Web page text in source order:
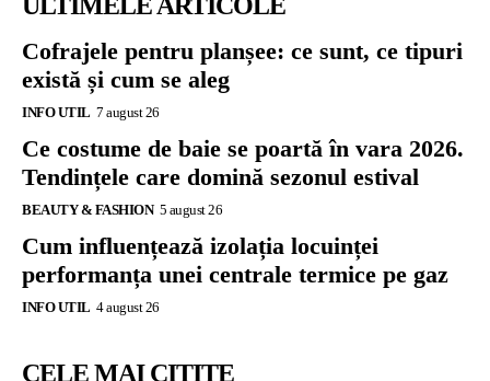
Cofrajele pentru planșee: ce sunt, ce tipuri
există și cum se aleg
INFO UTIL 7 august 26
Ce costume de baie se poartă în vara 2026.
Tendințele care domină sezonul estival
BEAUTY & FASHION 5 august 26
Cum influențează izolația locuinței
performanța unei centrale termice pe gaz
INFO UTIL 4 august 26
CELE MAI CITITE